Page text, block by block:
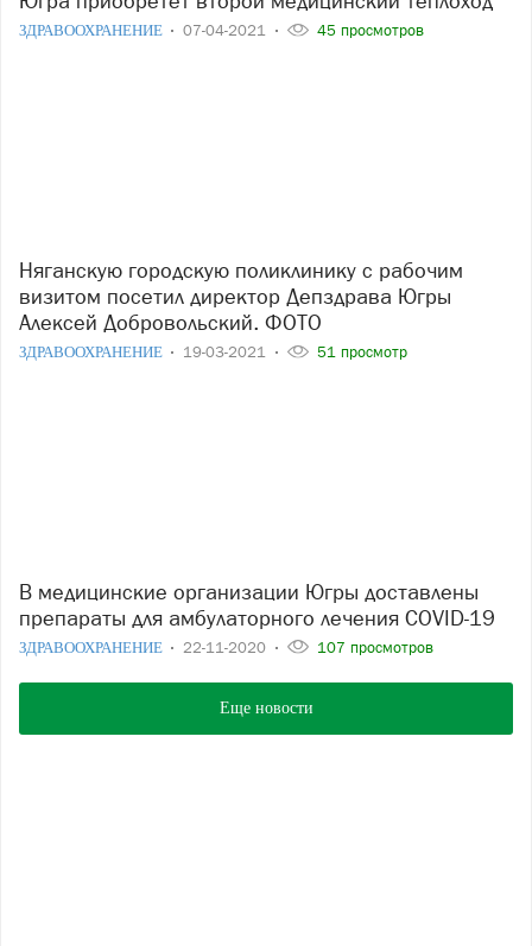
ЗДРАВООХРАНЕНИЕ 07-04-2021 45 просмотров
Няганскую городскую поликлинику с рабочим
визитом посетил директор Депздрава Югры
Алексей Добровольский. ФОТО
ЗДРАВООХРАНЕНИЕ 19-03-2021 51 просмотр
В медицинские организации Югры доставлены
препараты для амбулаторного лечения COVID-19
ЗДРАВООХРАНЕНИЕ 22-11-2020 107 просмотров
Еще новости